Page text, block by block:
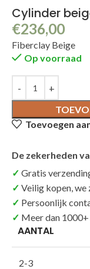
Cylinder
€236,00
Fiberclay Beige
Op voorraad
Toevoegen
De zekerheden
Gratis
Veilig kopen,
Persoonlijk
Meer dan
AANTAL
2-3